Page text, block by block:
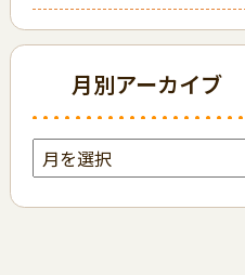
月別アーカイブ